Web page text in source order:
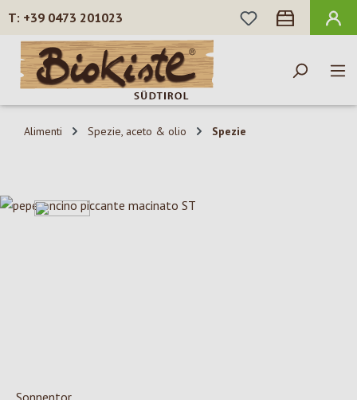
Passa al contenuto principale
+39 0473 201023
HAI 0 ARTICOLI
Alimenti Spezie, aceto & olio Spezie
Salta la galleria di immagini
Sonnentor